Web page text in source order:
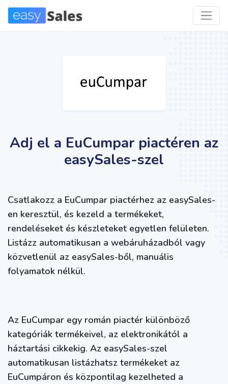
Adj el a EuCumpar piactéren az
easySales-szel
Csatlakozz a EuCumpar piactérhez az easySales-
en keresztül, és kezeld a termékeket,
rendeléseket és készleteket egyetlen felületen.
Listázz automatikusan a webáruházadból vagy
közvetlenül az easySales-ből, manuális
folyamatok nélkül.
Az EuCumpar egy román piactér különböző
kategóriák termékeivel, az elektronikától a
háztartási cikkekig. Az easySales-szel
automatikusan listázhatsz termékeket az
EuCumpáron és központilag kezelheted a